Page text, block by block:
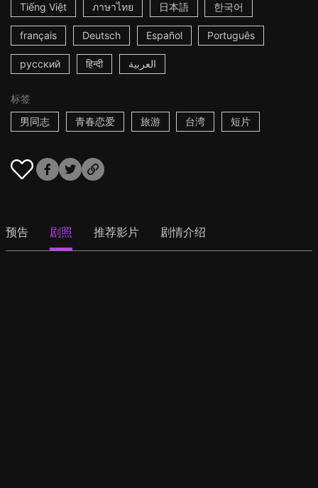
Tiếng Việt ภาษาไทย 日本語 한국어
français Deutsch Español Português
русский हिन्दी العربية
标签
男同志
青春恋爱 旅游 台湾 短片
预告 剧照 推荐影片 剧情介绍